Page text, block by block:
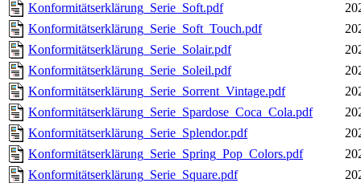
Konformitätserklärung_Serie_Soft.pdf
Konformitätserklärung_Serie_Soft_Touch.pdf
Konformitätserklärung_Serie_Solair.pdf
Konformitätserklärung_Serie_Soleil.pdf
Konformitätserklärung_Serie_Sorrent_Vintage.pdf
Konformitätserklärung_Serie_Spardose_Coca_Cola.pdf
Konformitätserklärung_Serie_Splendor.pdf
Konformitätserklärung_Serie_Spring_Pop_Colors.pdf
Konformitätserklärung_Serie_Square.pdf